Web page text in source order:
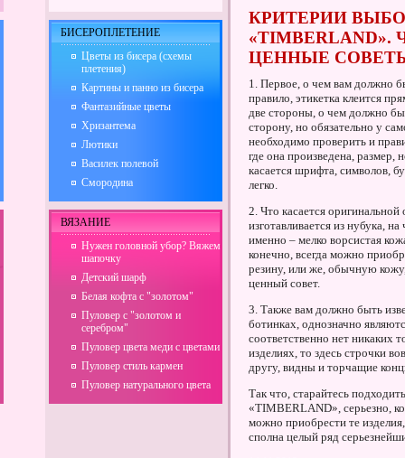
КРИТЕРИИ
ЦЕННЫЕ
1. Первое, о чем вам должно
правило, этикетка клеится
две стороны, о чем должно
сторону, но обязательно у
необходимо проверить и
где она произведена, размер,
касается шрифта, символов,
легко.
2. Что касается
изготавливается из нубука,
именно – мелко ворсистая
конечно, всегда можно
резину, или же, обычную
ценный совет.
3. Также вам должно быть
ботинках, однозначно
соответственно нет никаких
изделиях, то здесь строчки
другу, видны и торчащие
Так что, старайтесь
«TIMBERLAND», серьезно,
можно приобрести те
сполна целый ряд
БИСЕРОПЛЕТЕНИЕ
Цветы из бисера (схемы
плетения)
Картины и панно из бисера
Фантазийные цветы
Хризантема
Лютики
Василек полевой
Смородина
ВЯЗАНИЕ
Нужен головной убор? Вяжем
шапочку
Детский шарф
Белая кофта с "золотом"
Пуловер с "золотом и
серебром"
Пуловер цвета меди с цветами
Пуловер стиль кармен
Пуловер натурального цвета